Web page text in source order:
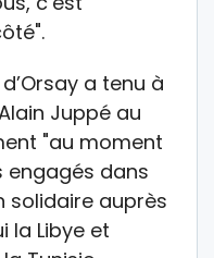
a tenu à
Juppé au
"au moment
engagés dans
solidaire auprès
la Libye et